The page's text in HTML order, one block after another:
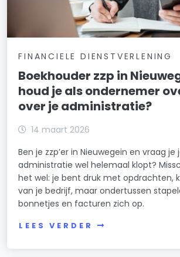
FINANCIELE DIENSTVERLENING
Boekhouder zzp in
houd je als ondernemer
over je administratie?
14 maart 2026
Ben je zzp’er in Nieuwegein en vraag
administratie wel helemaal klopt?
het wel: je bent druk met opdrachten,
van je bedrijf, maar ondertussen
bonnetjes en facturen zich op.
LEES VERDER